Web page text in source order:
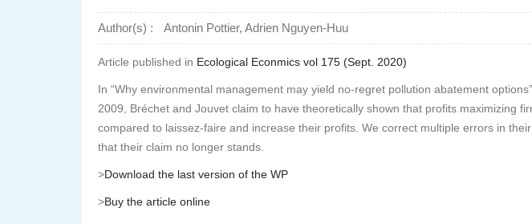
Author(s) : Antonin Pottier, Adrien Nguyen-Huu
Article published in Ecological Econmics vol 175 (Sept. 2020)
In “Why environmental management may yield no-regret pollution abatement
2009, Bréchet and Jouvet claim to have theoretically shown that profits maximizing
compared to laissez-faire and increase their profits. We correct multiple errors in
that their claim no longer stands.
>Download the last version of the WP
>Buy the article online